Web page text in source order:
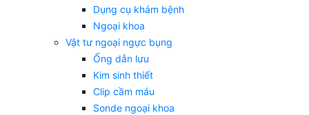
Dụng cụ khám bệnh
Ngoại khoa
Vật tư ngoại ngực bụng
Ống dẫn lưu
Kim sinh thiết
Clip cầm máu
Sonde ngoại khoa